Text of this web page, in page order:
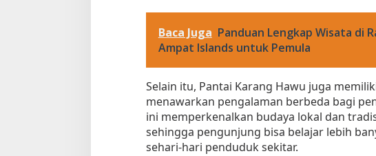
Baca Juga Panduan Lengkap Wisata di
Ampat Islands untuk Pemula
Selain itu, Pantai Karang Hawu juga
menawarkan pengalaman berbeda bagi
ini memperkenalkan budaya lokal dan
sehingga pengunjung bisa belajar lebih
sehari-hari penduduk sekitar.